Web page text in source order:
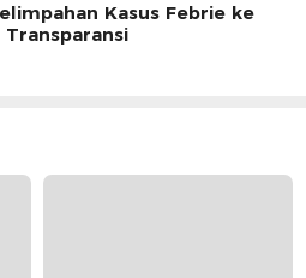
Kasus Febrie ke